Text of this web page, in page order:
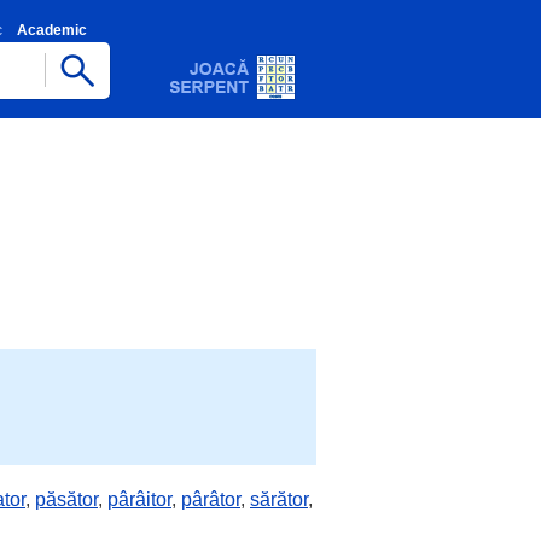
Academic
, păsător, pârâitor, pârâtor, sărător,